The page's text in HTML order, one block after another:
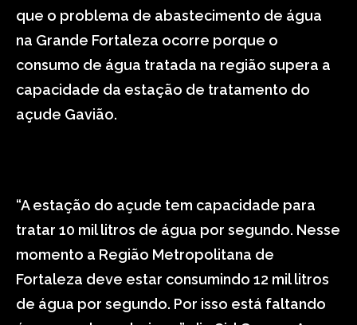
que o problema de abastecimento de água
na Grande Fortaleza ocorre porque o
consumo de água tratada na região supera a
capacidade da estação de tratamento do
açude Gavião.
“A estação do açude tem capacidade para
tratar 10 mil litros de água por segundo. Nesse
momento a Região Metropolitana de
Fortaleza deve estar consumindo 12 mil litros
de água por segundo. Por isso está faltando